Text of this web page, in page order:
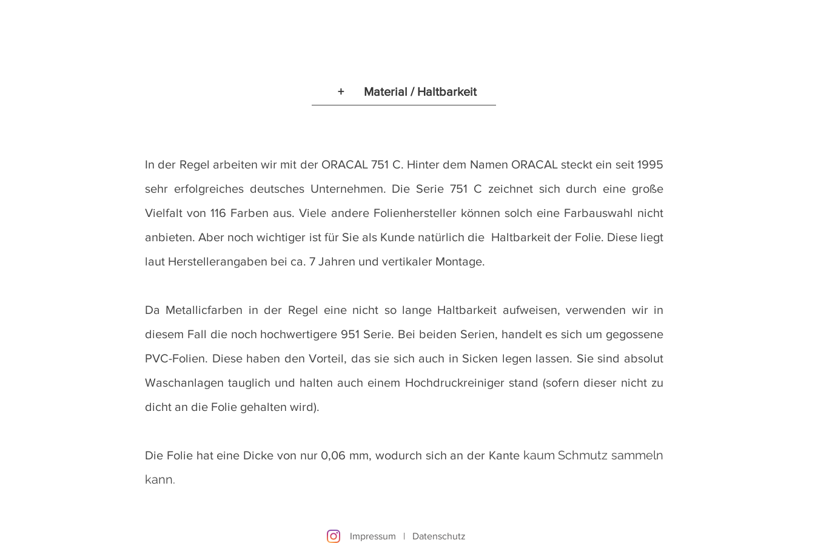
In der Regel arbeiten wir mit der ORACAL 751 C. Hinter dem Namen ORACAL steckt ein seit 1995
sehr erfolgreiches deutsches Unternehmen. Die Serie 751 C zeichnet sich durch eine große
Vielfalt von 116 Farben aus. Viele andere Folienhersteller können solch eine Farbauswahl nicht
anbieten. Aber noch wichtiger ist für Sie als Kunde natürlich die Haltbarkeit der Folie. Diese liegt
laut Herstellerangaben bei ca. 7 Jahren und vertikaler Montage.
Da Metallicfarben in der Regel eine nicht so lange Haltbarkeit aufweisen, verwenden wir in
diesem Fall die noch hochwertigere 951 Serie. Bei beiden Serien, handelt es sich um gegossene
PVC-Folien. Diese haben den Vorteil, das sie sich auch in Sicken legen lassen. Sie sind absolut
Waschanlagen tauglich und halten auch einem Hochdruckreiniger stand (sofern dieser nicht zu
dicht an die Folie gehalten wird).
Die Folie hat eine Dicke von nur 0,06 mm, wodurch sich an der Kante kaum Schmutz sammeln
kann.
+ Material / Haltbarkeit
Impressum | Datenschutz